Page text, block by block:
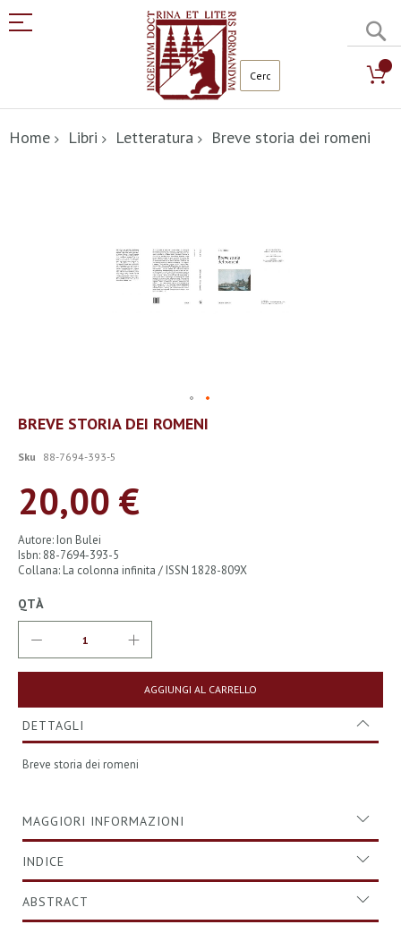
al
contenuto
Home Libri Letteratura Breve storia dei romeni
Vai
all'inizio
galleria
immagini
BREVE STORIA DEI ROMENI
Sku 88-7694-393-5
20,00 €
Autore: Ion Bulei
Isbn: 88-7694-393-5
Collana: La colonna infinita / ISSN 1828-809X
QTÀ
AGGIUNGI AL CARRELLO
DETTAGLI
Breve storia dei romeni
MAGGIORI INFORMAZIONI
INDICE
ABSTRACT